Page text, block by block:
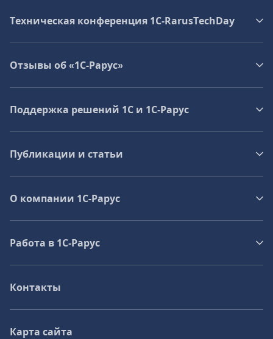
Техническая конференция 1C‑RarusTechDay
Отзывы об «1С-Рарус»
Поддержка решений 1С и 1С‑Рарус
Публикации и статьи
О компании 1C-Рарус
Работа в 1С‑Рарус
Контакты
Карта сайта